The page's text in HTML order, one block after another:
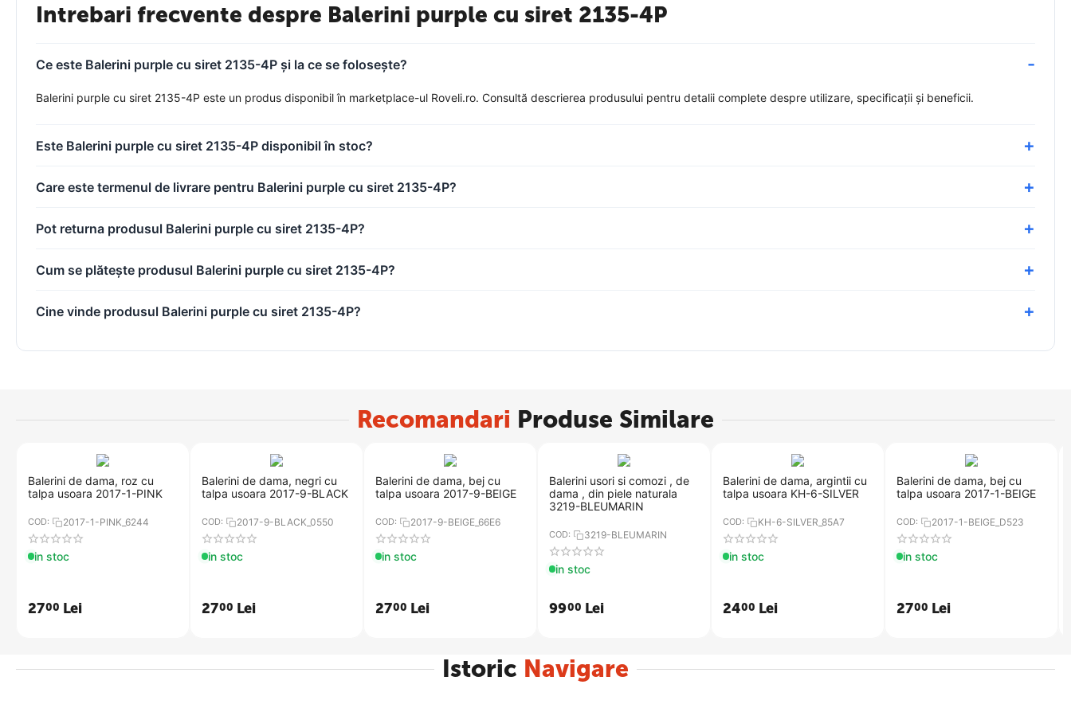
Intrebari frecvente despre Balerini purple cu siret 2135-4P
Ce este Balerini purple cu siret 2135-4P și la ce se folosește?
Balerini purple cu siret 2135-4P este un produs disponibil în marketplace-ul Roveli.ro. Consultă descrierea produsului pentru detalii complete despre utilizare, specificații și beneficii.
Este Balerini purple cu siret 2135-4P disponibil în stoc?
Care este termenul de livrare pentru Balerini purple cu siret 2135-4P?
Pot returna produsul Balerini purple cu siret 2135-4P?
Cum se plătește produsul Balerini purple cu siret 2135-4P?
Cine vinde produsul Balerini purple cu siret 2135-4P?
Recomandari Produse Similare
​Balerini de dama, roz cu
talpa usoara 2017-1-PINK
COD: 2017-1-PINK_6244
in stoc
2700 Lei
​Balerini de dama, negri cu
talpa usoara 2017-9-BLACK
COD: 2017-9-BLACK_0550
in stoc
2700 Lei
Balerini de dama, bej cu
talpa usoara 2017-9-BEIGE
COD: 2017-9-BEIGE_66E6
in stoc
2700 Lei
Balerini usori si comozi , de
dama , din piele naturala
3219-BLEUMARIN
COD: 3219-BLEUMARIN
in stoc
9900 Lei
Balerini de dama, argintii cu
talpa usoara KH-6-SILVER
COD: KH-6-SILVER_85A7
in stoc
2400 Lei
Balerini de dama, bej cu
talpa usoara 2017-1-BEIGE
COD: 2017-1-BEIGE_D523
in stoc
2700 Lei
Istoric Navigare